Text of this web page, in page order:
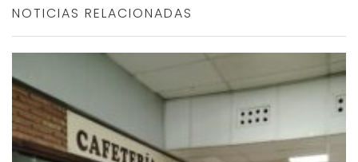
NOTICIAS RELACIONADAS